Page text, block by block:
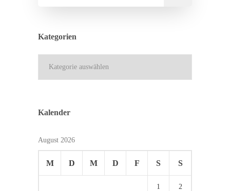
Kategorien
Kalender
August 2026
M D M D F S S
1 2